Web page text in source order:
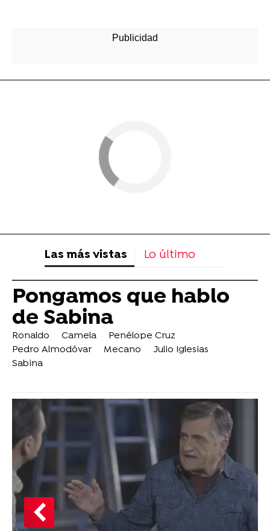
Las más vistas Lo último
Pongamos que hablo
de Sabina
Ronaldo Camela
Penélope Cruz
Pedro Almodóvar
Mecano
Julio Iglesias
Sabina